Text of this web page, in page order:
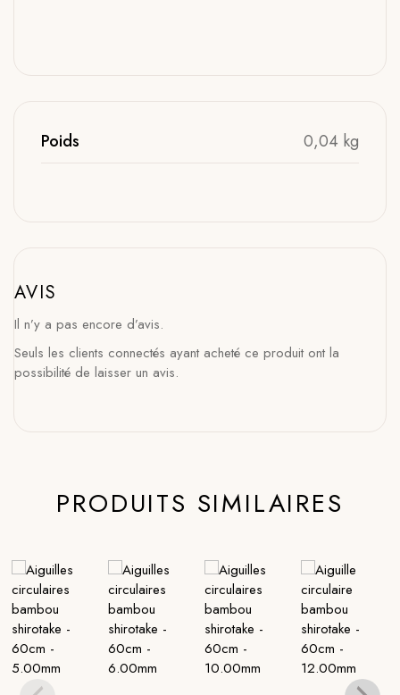
Poids 0,04 kg
AVIS
Il n’y a pas encore d’avis.
Seuls les clients connectés ayant acheté ce produit ont la
possibilité de laisser un avis.
PRODUITS SIMILAIRES